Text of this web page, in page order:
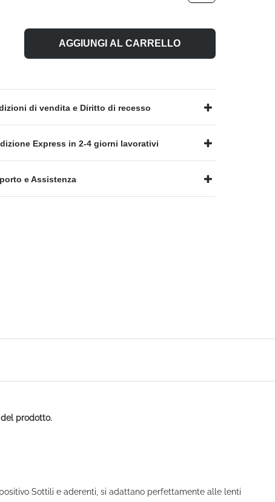
AGGIUNGI AL CARRELLO
di vendita e Diritto di recesso
Express in 2-4 giorni lavorativi
e Assistenza
prodotto.
Sottili e aderenti, si adattano perfettamente alle lenti